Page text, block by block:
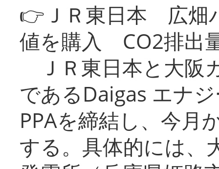
👉ＪＲ東日本 広畑
値を購入 CO2排出
ＪＲ東日本と大阪
であるDaigas エナ
PPAを締結し、今月
する。具体的には、